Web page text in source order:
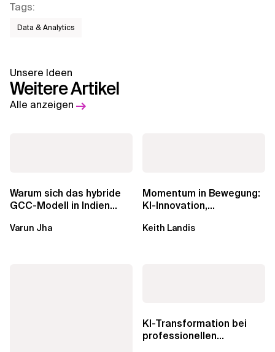
Tags:
Data & Analytics
Unsere Ideen
Weitere Artikel
Alle anzeigen
Warum sich das hybride
GCC-Modell in Indien
Unternehmen den...
Varun Jha
Momentum in Bewegung:
KI-Innovation,
Macht der...
Keith Landis
KI-Transformation bei
professionellen